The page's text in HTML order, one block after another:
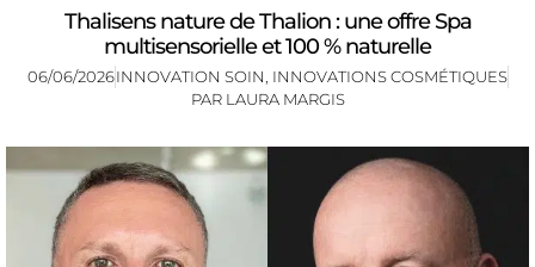
Thalisens nature de Thalion : une offre Spa
multisensorielle et 100 % naturelle
06/06/2026INNOVATION SOIN INNOVATIONS COSMÉTIQUES
PAR LAURA MARGIS